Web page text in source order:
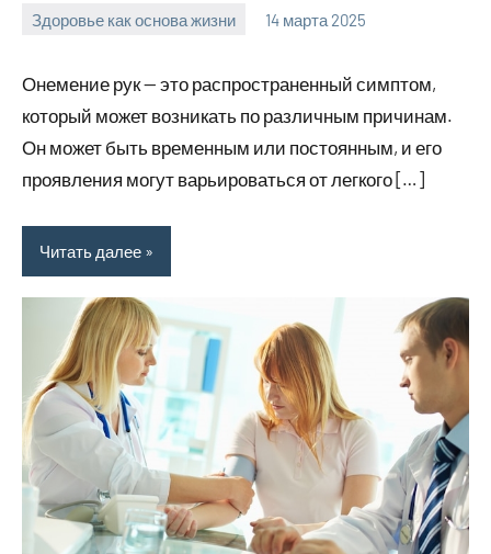
Здоровье как основа жизни 14 марта 2025
Avtor
Нет
Онемение рук — это распространенный симптом,
который может возникать по различным причинам.
Он может быть временным или постоянным, и его
проявления могут варьироваться от легкого […]
Читать далее